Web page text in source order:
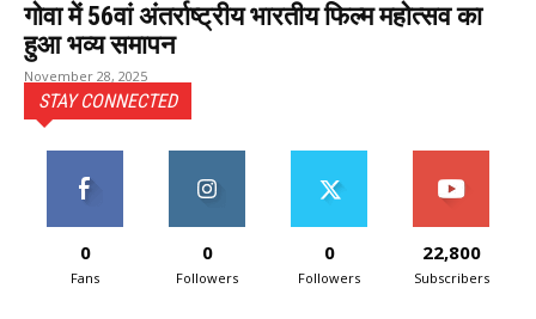
गोवा में 56वां अंतर्राष्ट्रीय भारतीय फिल्म महोत्सव का
हुआ भव्य समापन
November 28, 2025
STAY CONNECTED
0
Fans
0
Followers
0
Followers
22,800
Subscribers